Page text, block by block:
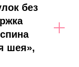
без
шея»,